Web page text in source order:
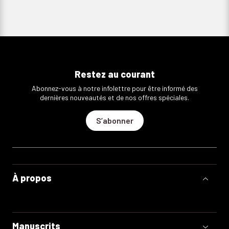
Restez au courant
Abonnez-vous à notre infolettre pour être informé des
dernières nouveautés et de nos offres spéciales.
S’abonner
À propos
Manuscrits